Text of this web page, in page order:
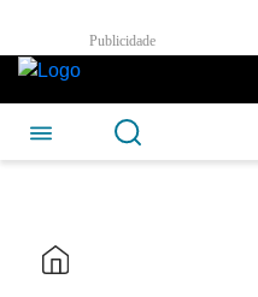
Skip to Main Content
TVG2 - CSAG
Publicidade